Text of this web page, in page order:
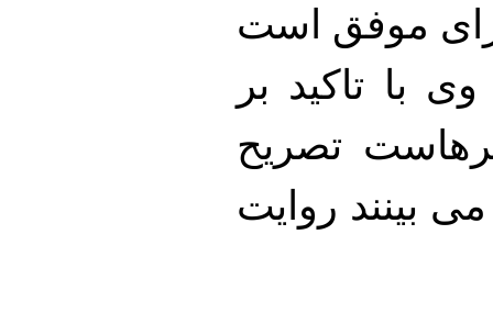
موفق است
با تاکید بر
تصریح
می بینند روایت